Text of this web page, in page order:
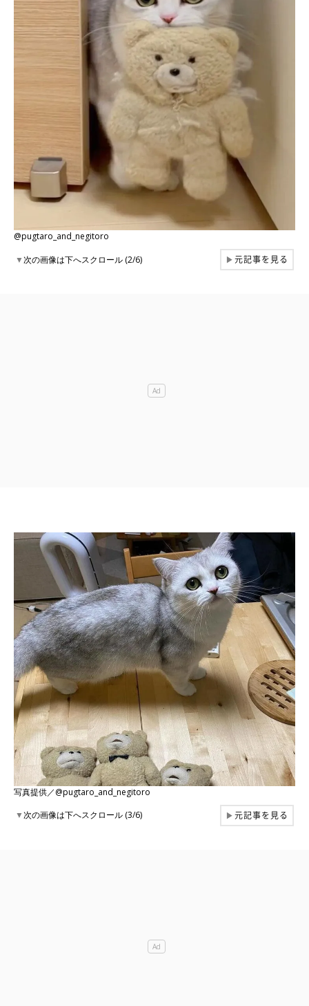
@pugtaro_and_negitoro
▼次の画像は下へスクロール (2/6) ▶元記事を見る
写真提供／@pugtaro_and_negitoro
▼次の画像は下へスクロール (3/6) ▶元記事を見る